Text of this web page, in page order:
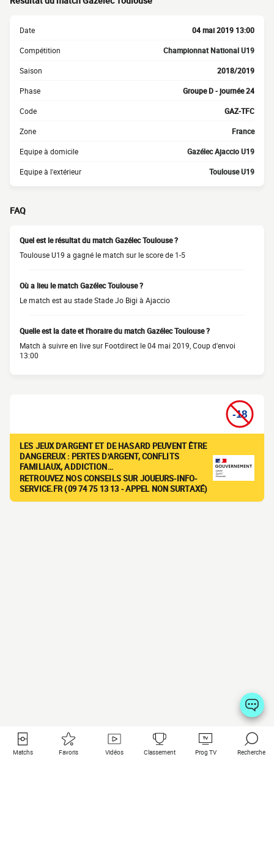
Date 04 mai 2019 13:00
Compétition Championnat National U19
Saison 2018/2019
Phase Groupe D - journée 24
Code GAZ-TFC
Zone France
Equipe à domicile Gazélec Ajaccio U19
Equipe à l'extérieur Toulouse U19
FAQ
Quel est le résultat du match Gazélec Toulouse ?
Toulouse U19 a gagné le match sur le score de 1-5
Où a lieu le match Gazélec Toulouse ?
Le match est au stade Stade Jo Bigi à Ajaccio
Quelle est la date et l'horaire du match Gazélec Toulouse ?
Match à suivre en live sur Footdirect le 04 mai 2019, Coup d'envoi
13:00
LES JEUX D'ARGENT ET DE HASARD PEUVENT ÊTRE
DANGEREUX : PERTES D'ARGENT, CONFLITS
FAMILIAUX, ADDICTION…
RETROUVEZ NOS CONSEILS SUR JOUEURS-INFO-
SERVICE.FR (09 74 75 13 13 - APPEL NON SURTAXÉ)
Matchs Favoris Vidéos Classement Prog TV Recherche